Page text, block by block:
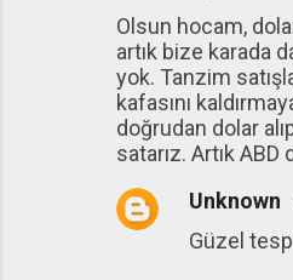
Olsun hocam,
artık bize karada
yok. Tanzim
kafasını
doğrudan dolar
satarız. Artık
Unknown
Güzel